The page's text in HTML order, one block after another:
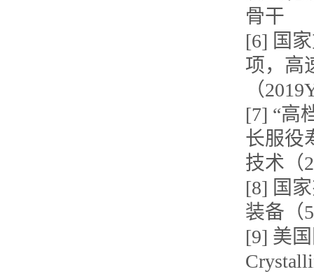
骨干
[6] 国
项，高
（
[7] “高
长服役
技术（
[8] 国
装备（
[9] 美